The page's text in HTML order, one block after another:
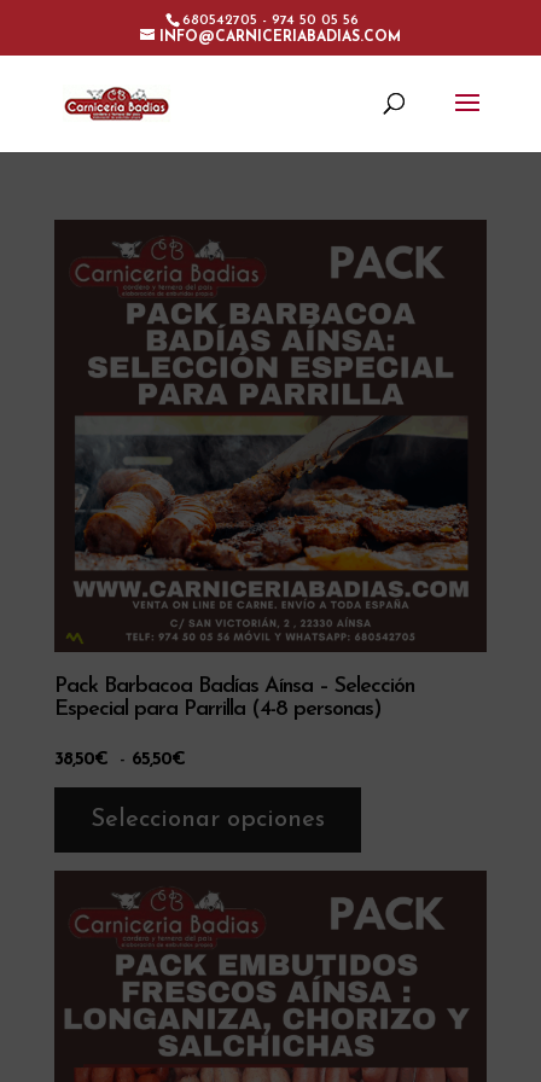
680542705 - 974 50 05 56
INFO@CARNICERIABADIAS.COM
Pack Barbacoa Badías Aínsa – Selección
Especial para Parrilla (4-8 personas)
38,50€ - 65,50€
de
precios:
desde
hasta
65,50€
Seleccionar opciones
Este
tiene
variantes.
opciones
se
pueden
elegir